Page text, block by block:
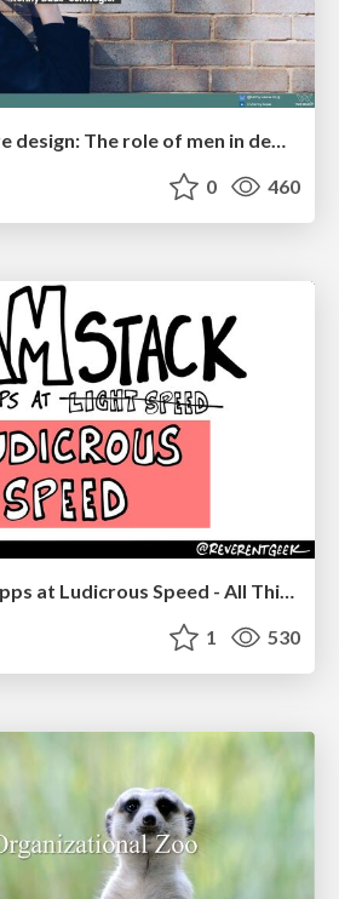
0 460
JAMstack: Web Apps at Ludicrous Speed - All Things Open 2022
1 530